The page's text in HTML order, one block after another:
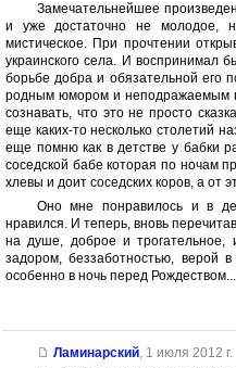
Замечательнейшее
и уже достаточно не молодое,
мистическое. При прочтении
украинского села. И воспринимал
борьбе добра и обязательной его
родным юмором и неподражаемым
сознавать, что это не просто
еще каких-то несколько столетий
еще помню как в детстве у бабки
соседской бабе которая по ночам
хлевы и доит соседских коров, а от
Оно мне понравилось и в
нравился. И теперь, вновь
на душе, доброе и трогательное,
задором, беззаботностью, верой
особенно в ночь перед Рождеством...
Ламинарский, 1 июля 2012 г.